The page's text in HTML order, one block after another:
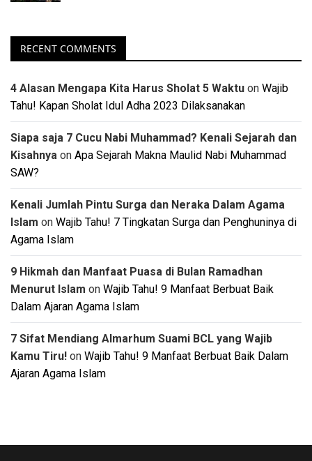
RECENT COMMENTS
4 Alasan Mengapa Kita Harus Sholat 5 Waktu on Wajib
Tahu! Kapan Sholat Idul Adha 2023 Dilaksanakan
Siapa saja 7 Cucu Nabi Muhammad? Kenali Sejarah dan
Kisahnya on Apa Sejarah Makna Maulid Nabi Muhammad
SAW?
Kenali Jumlah Pintu Surga dan Neraka Dalam Agama
Islam on Wajib Tahu! 7 Tingkatan Surga dan Penghuninya di
Agama Islam
9 Hikmah dan Manfaat Puasa di Bulan Ramadhan
Menurut Islam on Wajib Tahu! 9 Manfaat Berbuat Baik
Dalam Ajaran Agama Islam
7 Sifat Mendiang Almarhum Suami BCL yang Wajib
Kamu Tiru! on Wajib Tahu! 9 Manfaat Berbuat Baik Dalam
Ajaran Agama Islam